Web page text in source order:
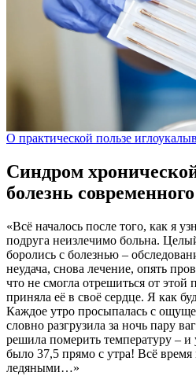
О практической пользе
Синдром
болезнь
«Всё началось после того, как я
подруга неизлечимо больна.
боролись с болезнью –
неудача, снова лечение, опять
что не смогла отрешиться от
приняла её в своё сердце. Я как
Каждое утро просыпалась с
словно разгрузила за ночь пару
решила померить температуру – и
было 37,5 прямо с утра! Всё
ледяными…»